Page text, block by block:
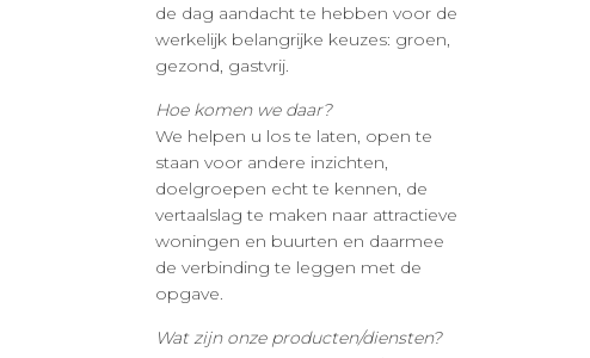
de dag aandacht te hebben voor de
werkelijk belangrijke keuzes: groen,
gezond, gastvrij.
Hoe komen we daar?
We helpen u los te laten, open te
staan voor andere inzichten,
doelgroepen echt te kennen, de
vertaalslag te maken naar attractieve
woningen en buurten en daarmee
de verbinding te leggen met de
opgave.
Wat zijn onze producten/diensten?